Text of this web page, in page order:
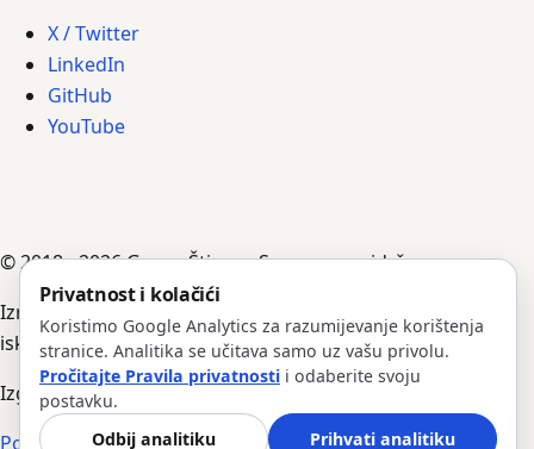
X / Twitter
LinkedIn
GitHub
YouTube
© 2018 - 2026 Goran Štimac. Sva prava pridržana.
Izradili su ga AI agenti, vođeni Goranovim uputama,
iskustvom i bilješkama.
Izgradnja #352 · Verzija 1.0.204
Povratak na vrh
Privatnost i kolačići
Koristimo Google Analytics za razumijevanje korištenja
stranice. Analitika se učitava samo uz vašu privolu.
Pročitajte Pravila privatnosti i odaberite svoju
postavku.
Odbij analitiku
Prihvati analitiku